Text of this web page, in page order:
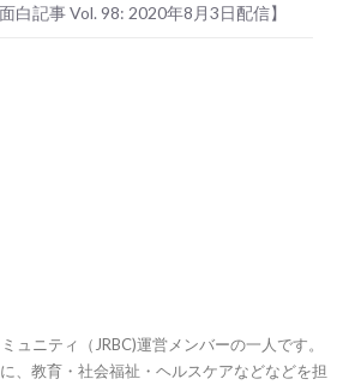
白記事 Vol. 98: 2020年8月3日配信】
ュニティ（JRBC)運営メンバーの一人です。
、教育・社会福祉・ヘルスケアなどなどを担